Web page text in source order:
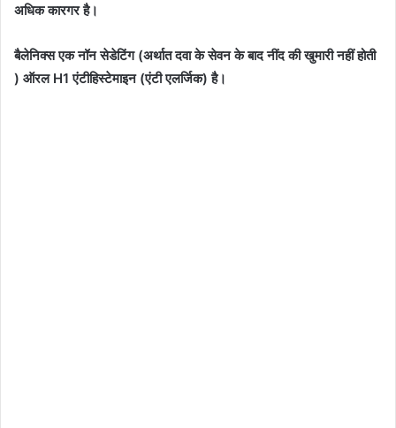
अधिक कारगर है।
बैलेनिक्स एक नॉन सेडेटिंग (अर्थात दवा के सेवन के बाद नींद की खुमारी नहीं होती
) ऑरल H1 एंटीहिस्टेमाइन (एंटी एलर्जिक) है।